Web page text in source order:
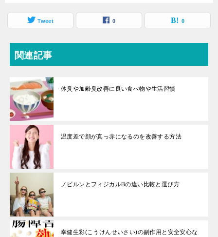
Tweet 0 0
関連記事
体臭や加齢臭改善に良い食べ物や生活習慣
温度差で顔が真っ赤になるのを改善する方法
ノビルンとフィジカルBの違い比較と選び方
幸健生彩(こうけんせいさい)の副作用と安全安心な